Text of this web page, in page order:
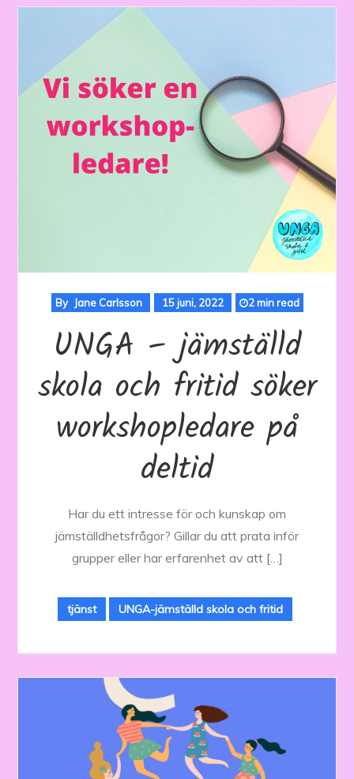
By Jane Carlsson 15 juni, 2022 2 min read
UNGA – jämställd
skola och fritid söker
workshopledare på
deltid
Har du ett intresse för och kunskap om
jämställdhetsfrågor? Gillar du att prata inför
grupper eller har erfarenhet av att […]
tjänst UNGA-jämställd skola och fritid